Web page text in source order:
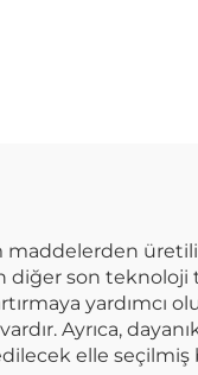
son
Ayrıca,
elle